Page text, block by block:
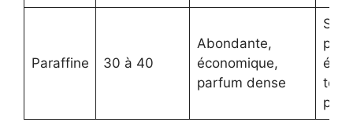
Paraffine 30 à 40
Abondante,
économique,
parfum dense